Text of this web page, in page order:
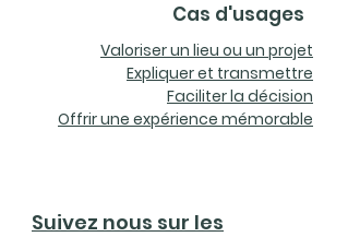
Cas d'usages
Valoriser un lieu ou un projet
Expliquer et transmettre
Faciliter la décision
Offrir une expérience mémorable
Suivez nous sur les